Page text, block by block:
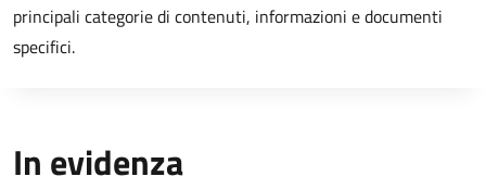
principali categorie di contenuti, informazioni e documenti
specifici.
In evidenza